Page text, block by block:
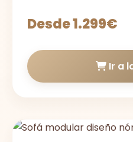
Desde 1.299€
Ir a